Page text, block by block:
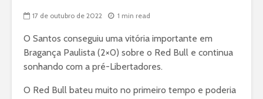
17 de outubro de 2022 1 min read
O Santos conseguiu uma vitória importante em
Bragança Paulista (2×0) sobre o Red Bull e continua
sonhando com a pré-Libertadores.
O Red Bull bateu muito no primeiro tempo e poderia